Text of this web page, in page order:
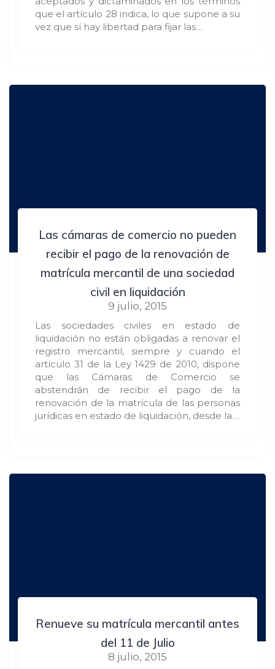
que el artículo 28 indica, lo que supone a su
vez que sí hay libertad para fijar las…
Las cámaras de comercio no pueden
recibir el pago de la renovación de
matrícula mercantil de una sociedad
civil en liquidación
9 julio, 2015
Las sociedades civiles en estado de
liquidación no están obligadas a renovar el
registro mercantil, siempre y cuando el
artículo 31 de la Ley 1429 de 2010, dispone
que las Cámaras de Comercio se
abstendrán de recibir el pago de la
renovación de la matrícula de las personas
jurídicas en estado de liquidación, desde la…
Renueve su matrícula mercantil antes
del 11 de Julio
8 julio, 2015